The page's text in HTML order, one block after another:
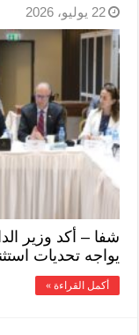
22 يوليو، 2026
شفا – أكد وزير
يواجه تحديات
أكمل القراءة »